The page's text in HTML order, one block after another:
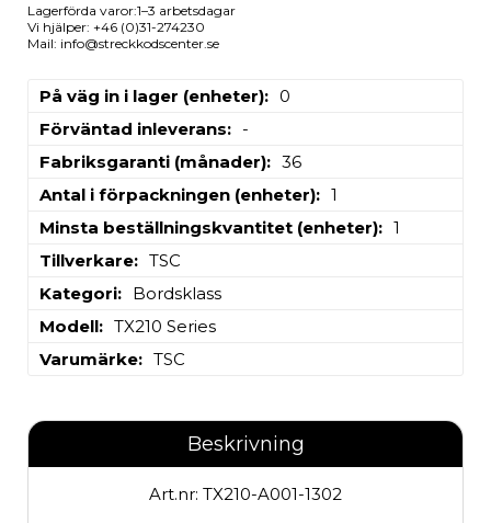
Lagerförda varor:1–3 arbetsdagar
Vi hjälper: +46 (0)31-274230
Mail: info@streckkodscenter.se
På väg in i lager (enheter)
0
Förväntad inleverans
-
Fabriksgaranti (månader)
36
Antal i förpackningen (enheter)
1
Minsta beställningskvantitet (enheter)
1
Tillverkare
TSC
Kategori
Bordsklass
Modell
TX210 Series
Varumärke
TSC
Beskrivning
Art.nr: TX210-A001-1302